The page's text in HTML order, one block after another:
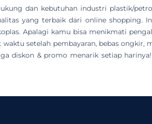
dan kebutuhan industri plastik/
yang terbaik dari online shopping.
Apalagi kamu bisa menikmati
setelah pembayaran, bebas
diskon & promo menarik setiap